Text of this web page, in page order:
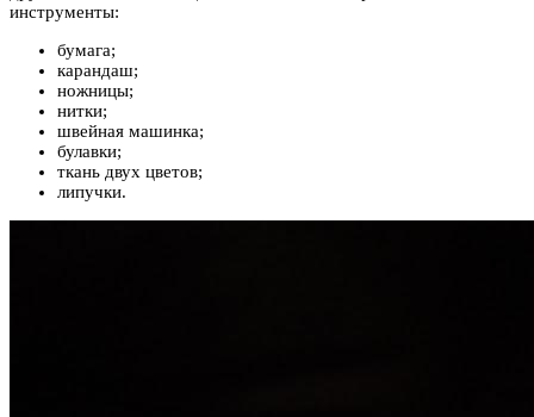
инструменты:
бумага;
карандаш;
ножницы;
нитки;
швейная машинка;
булавки;
ткань двух цветов;
липучки.